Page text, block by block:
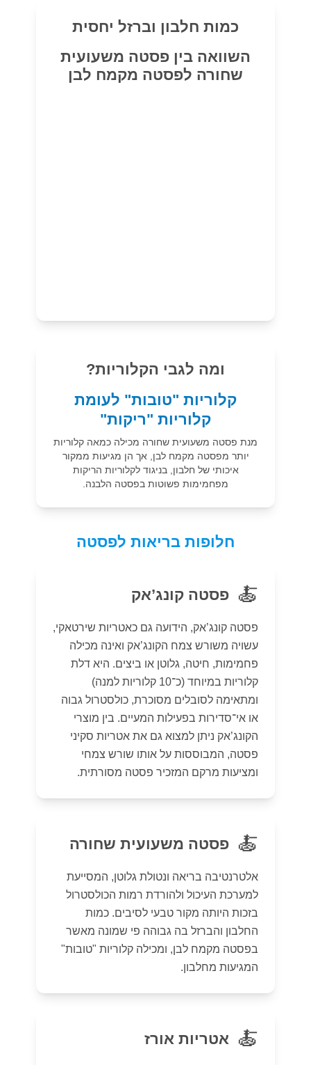
כמות חלבון וברזל יחסית
השוואה בין פסטה משעועית
שחורה לפסטה מקמח לבן
ומה לגבי הקלוריות?
קלוריות "טובות" לעומת
קלוריות "ריקות"
מנת פסטה משעועית שחורה מכילה כמאה קלוריות
יותר מפסטה מקמח לבן, אך הן מגיעות ממקור
איכותי של חלבון, בניגוד לקלוריות הריקות
מפחמימות פשוטות בפסטה הלבנה.
חלופות בריאות לפסטה
🍝 פסטה קונג’אק
פסטה קונג’אק, הידועה גם כאטריות שירטאקי,
עשויה משורש צמח הקונג’אק ואינה מכילה
פחמימות, חיטה, גלוטן או ביצים. היא דלת
קלוריות במיוחד (כ־10 קלוריות למנה)
ומתאימה לסובלים מסוכרת, כולסטרול גבוה
או אי־סדירות בפעילות המעיים. בין מוצרי
הקונג’אק ניתן למצוא גם את אטריות סקיני
פסטה, המבוססות על אותו שורש צמחי
ומציעות מרקם המזכיר פסטה מסורתית.
🍝 פסטה משעועית שחורה
אלטרנטיבה בריאה ונטולת גלוטן, המסייעת
למערכת העיכול ולהורדת רמות הכולסטרול
בזכות היותה מקור טבעי לסיבים. כמות
החלבון והברזל בה גבוהה פי שמונה מאשר
בפסטה מקמח לבן, ומכילה קלוריות "טובות"
המגיעות מחלבון.
🍝 אטריות אורז